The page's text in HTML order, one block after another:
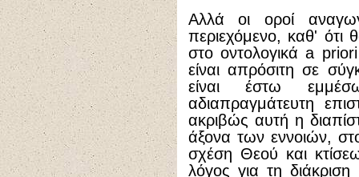
Αλλά οι οροί
περιεχόμενο, καθ' ότι
στο οντολογικά a
είναι απρόσιτη σε
είναι έστω
αδιαπραγμάτευτη
ακριβώς αυτή η
άξονα των εννοιών,
σχέση Θεού και
λόγος για τη